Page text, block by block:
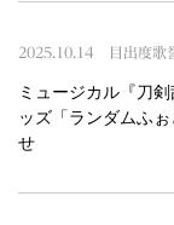
2025.10.14 目出度歌
ミュージカル『刀
ッズ「ランダムふ
せ